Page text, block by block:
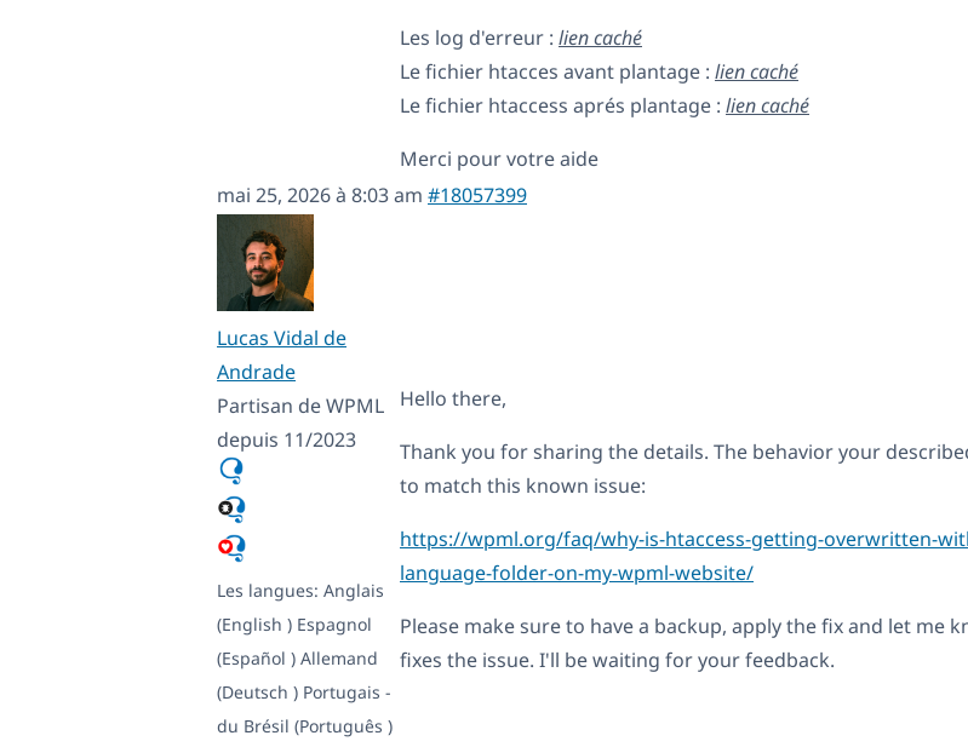
Les log d'erreur : lien caché
Le fichier htacces avant plantage : lien caché
Le fichier htaccess aprés plantage : lien caché
Merci pour votre aide
mai 25, 2026 à 8:03 am #18057399
Lucas Vidal de
Andrade
Partisan de WPML
depuis 11/2023
Les langues: Anglais
(English ) Espagnol
(Español ) Allemand
(Deutsch ) Portugais -
du Brésil (Português )
Hello there,
Thank you for sharing the details. The behavior your
to match this known issue:
https://wpml.org/faq/why-is-htaccess-getting-overwritten-
language-folder-on-my-wpml-website/
Please make sure to have a backup, apply the fix and let me
fixes the issue. I'll be waiting for your feedback.